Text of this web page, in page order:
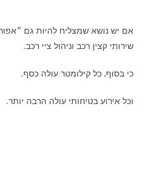
אם יש נושא שמצליח להיות גם
שירותי קצין רכב וניהול ציי רכב.
כי בסוף, כל קילומטר עולה כסף.
וכל אירוע בטיחותי עולה הרבה יותר.